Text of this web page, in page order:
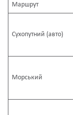
Маршрут
Сухопутний (авто)
Морський